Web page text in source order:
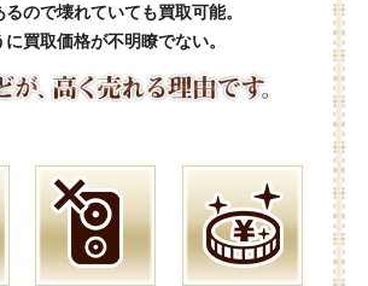
ので壊れていても買取可能。
買取価格が不明瞭でない。